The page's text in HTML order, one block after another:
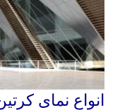
انواع نمای